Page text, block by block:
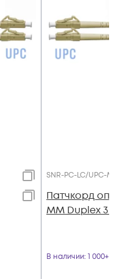
SNR-PC-LC/UPC-
Патчкорд
MM Duplex 3
В наличии: 1 000+